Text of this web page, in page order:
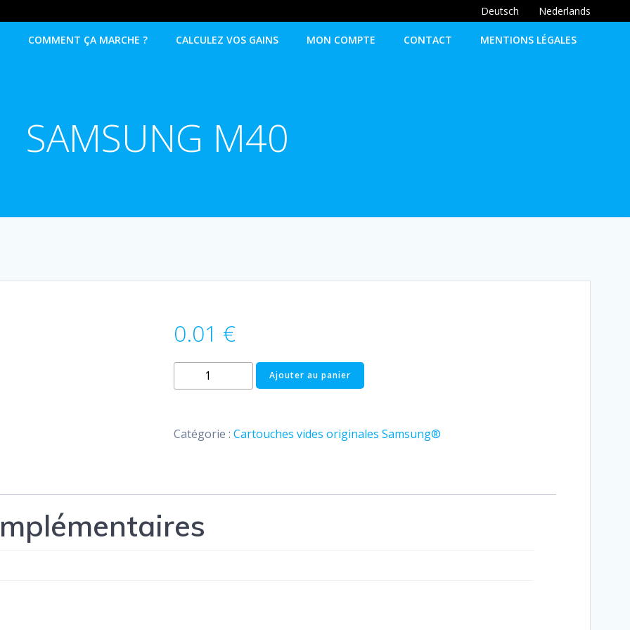
Deutsch Nederlands
COMMENT ÇA MARCHE ? CALCULEZ VOS GAINS MON COMPTE CONTACT MENTIONS LÉGALES
SAMSUNG M40
0.01 €
quantité
de
Ajouter au panier
Catégorie : Cartouches vides originales Samsung®